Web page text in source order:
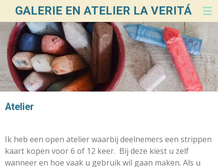
direct
naar
de
hoofdinhoud
GALERIE EN ATELIER LA VERITÁ
Atelier
Ik heb een open atelier waarbij deelnemers een strippen
kaart kopen voor 6 of 12 keer. Bij deze kiest u zelf
wanneer en hoe vaak u gebruik wil gaan maken. Als u